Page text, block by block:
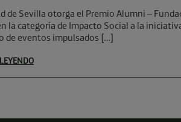
de Sevilla otorga el Premio Alumni –
la categoría de Impacto Social a la
de eventos impulsados […]